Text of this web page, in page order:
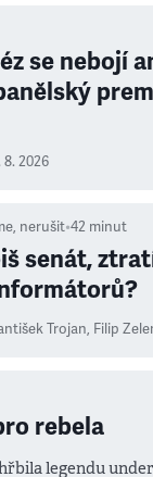
se nebojí
8. 2026
nerušit•42 minut
senát,
Trojan, Filip
rebela
legendu